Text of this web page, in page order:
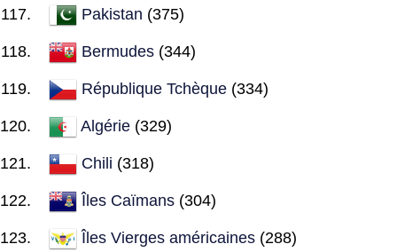
Pakistan (375)
Bermudes (344)
République Tchèque (334)
Algérie (329)
Chili (318)
Îles Caïmans (304)
Îles Vierges américaines (288)